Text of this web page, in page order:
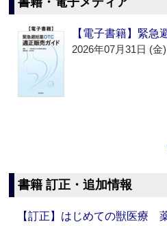
【電子書籍】緊急
2026年07月31日 (金)
書籍 訂正・追加情報
【訂正】はじめての獣医療